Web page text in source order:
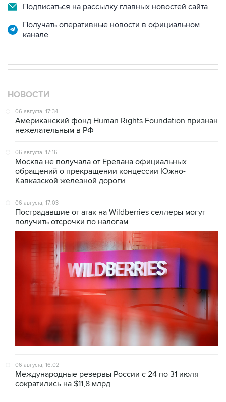
Подписаться на рассылку главных новостей сайта
Получать оперативные новости в официальном
канале
НОВОСТИ
06 августа, 17:34
Американский фонд Human Rights Foundation признан
нежелательным в РФ
06 августа, 17:16
Москва не получала от Еревана официальных
обращений о прекращении концессии Южно-
Кавказской железной дороги
06 августа, 17:03
Пострадавшие от атак на Wildberries селлеры могут
получить отсрочки по налогам
06 августа, 16:02
Международные резервы России с 24 по 31 июля
сократились на $11,8 млрд